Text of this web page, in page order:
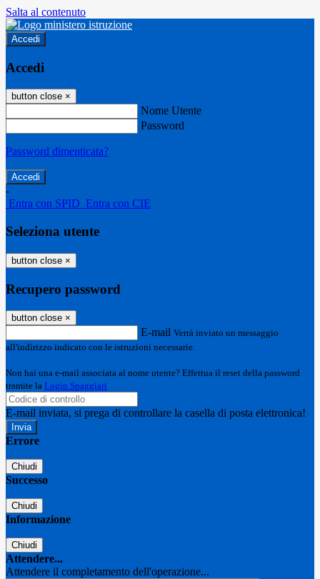
Salta al contenuto
Accedi
Accedi
button close ×
Nome Utente
Password
Password dimenticata?
-
Entra con SPID Entra con CIE
Seleziona utente
button close ×
Recupero password
button close ×
E-mail Verrà inviato un messaggio
all'indirizzo indicato con le istruzioni necessarie.
Non hai una e-mail associata al nome utente? Effettua il reset della password
tramite la Login Spaggiari
E-mail inviata, si prega di controllare la casella di posta elettronica!
Errore
Chiudi
Successo
Chiudi
Informazione
Chiudi
Attendere...
Attendere il completamento dell'operazione...